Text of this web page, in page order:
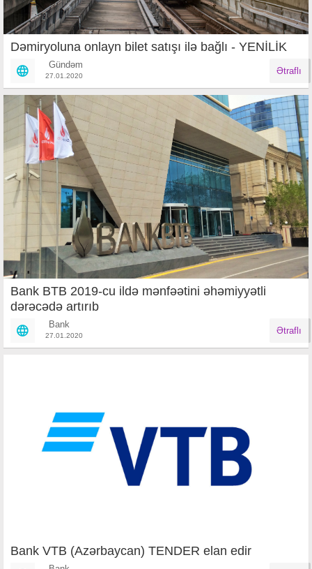
Dəmiryoluna onlayn bilet satışı ilə bağlı - YENİLİK
Gündəm
27.01.2020 Ətraflı
Bank BTB 2019-cu ildə mənfəətini əhəmiyyətli
dərəcədə artırıb
Bank
27.01.2020 Ətraflı
Bank VTB (Azərbaycan) TENDER elan edir